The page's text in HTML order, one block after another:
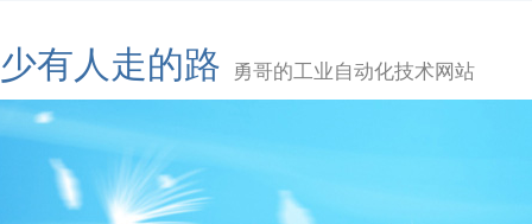
少有人走的路 勇哥的工业自动化技术网站